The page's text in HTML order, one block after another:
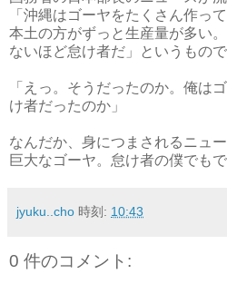
「沖縄はゴーヤをたくさん作っ
本土の方がずっと生産量が多い
ないほど怠け者だ」というもので
「えっ。そうだったのか。俺は
け者だったのか」
なんだか、身につまされるニュ
巨大なゴーヤ。怠け者の僕でも
jyuku..cho 時刻: 10:43
0 件のコメント: